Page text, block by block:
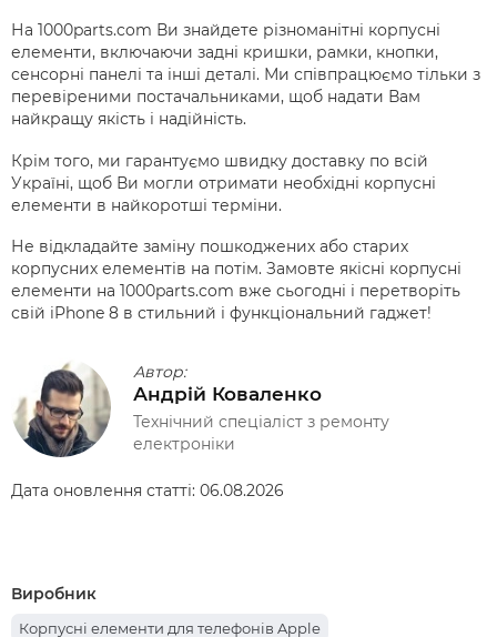
На 1000parts.com Ви знайдете різноманітні корпусні
елементи, включаючи задні кришки, рамки, кнопки,
сенсорні панелі та інші деталі. Ми співпрацюємо тільки з
перевіреними постачальниками, щоб надати Вам
найкращу якість і надійність.
Крім того, ми гарантуємо швидку доставку по всій
Україні, щоб Ви могли отримати необхідні корпусні
елементи в найкоротші терміни.
Не відкладайте заміну пошкоджених або старих
корпусних елементів на потім. Замовте якісні корпусні
елементи на 1000parts.com вже сьогодні і перетворіть
свій iPhone 8 в стильний і функціональний гаджет!
Автор:
Андрій Коваленко
Технічний спеціаліст з ремонту
електроніки
Дата оновлення статті: 06.08.2026
Виробник
Корпусні елементи для телефонів Apple